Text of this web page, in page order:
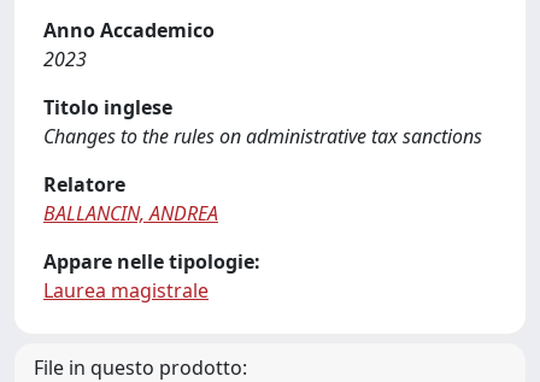
Anno Accademico
2023
Titolo inglese
Changes to the rules on administrative tax sanctions
Relatore
BALLANCIN, ANDREA
Appare nelle tipologie:
Laurea magistrale
File in questo prodotto: